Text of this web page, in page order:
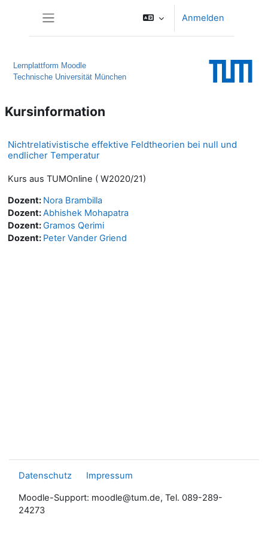
Anmelden
Lernplattform Moodle
Technische Universität München
Kursinformation
Nichtrelativistische effektive Feldtheorien bei null und
endlicher Temperatur
Kurs aus TUMOnline ( W2020/21)
Dozent: Nora Brambilla
Dozent:Abhishek Mohapatra
Dozent:Gramos Qerimi
Dozent: Peter Vander Griend
Datenschutz Impressum
Moodle-Support: moodle@tum.de, Tel. 089-289-
24273